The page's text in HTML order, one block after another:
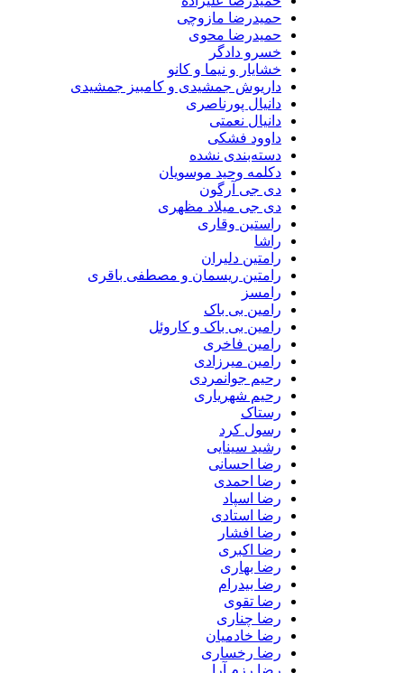
حمیدرضا مازوچی
حمیدرضا محوی
خسرو دادگر
خشایار و نیما و کانو
داریوش جمشیدی و کامبیز جمشیدی
دانیال پورناصری
دانیال نعمتی
داوود فشکی
دسته‌بندی نشده
دکلمه وحید موسویان
دی جی آرگون
دی جی میلاد مظهری
راستین وقاری
رامتین دلیران
رامتین ریسمان و مصطفی باقری
رامین بی باک
رامین بی باک و کاروئل
رامین فاخری
رامین میرزادی
رحیم جوانمردی
رحیم شهریاری
رستاک
رسول کرد
رشید سینایی
رضا احسانی
رضا احمدی
رضا اسپاد
رضا استادی
رضا افشار
رضا اکبری
رضا بهاری
رضا بیدرام
رضا تقوی
رضا چناری
رضا خادمیان
رضا رخساری